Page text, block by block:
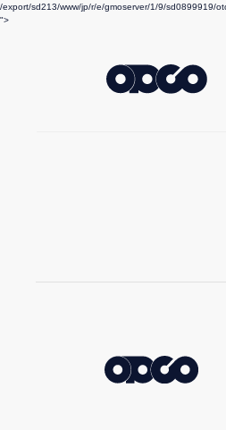
/export/sd213/www/jp/r/e/gmoserver/1/9/sd0899919/
">